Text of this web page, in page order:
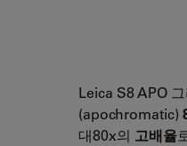
Leica S8 APO
(apochromatic)
대80x의 고배율